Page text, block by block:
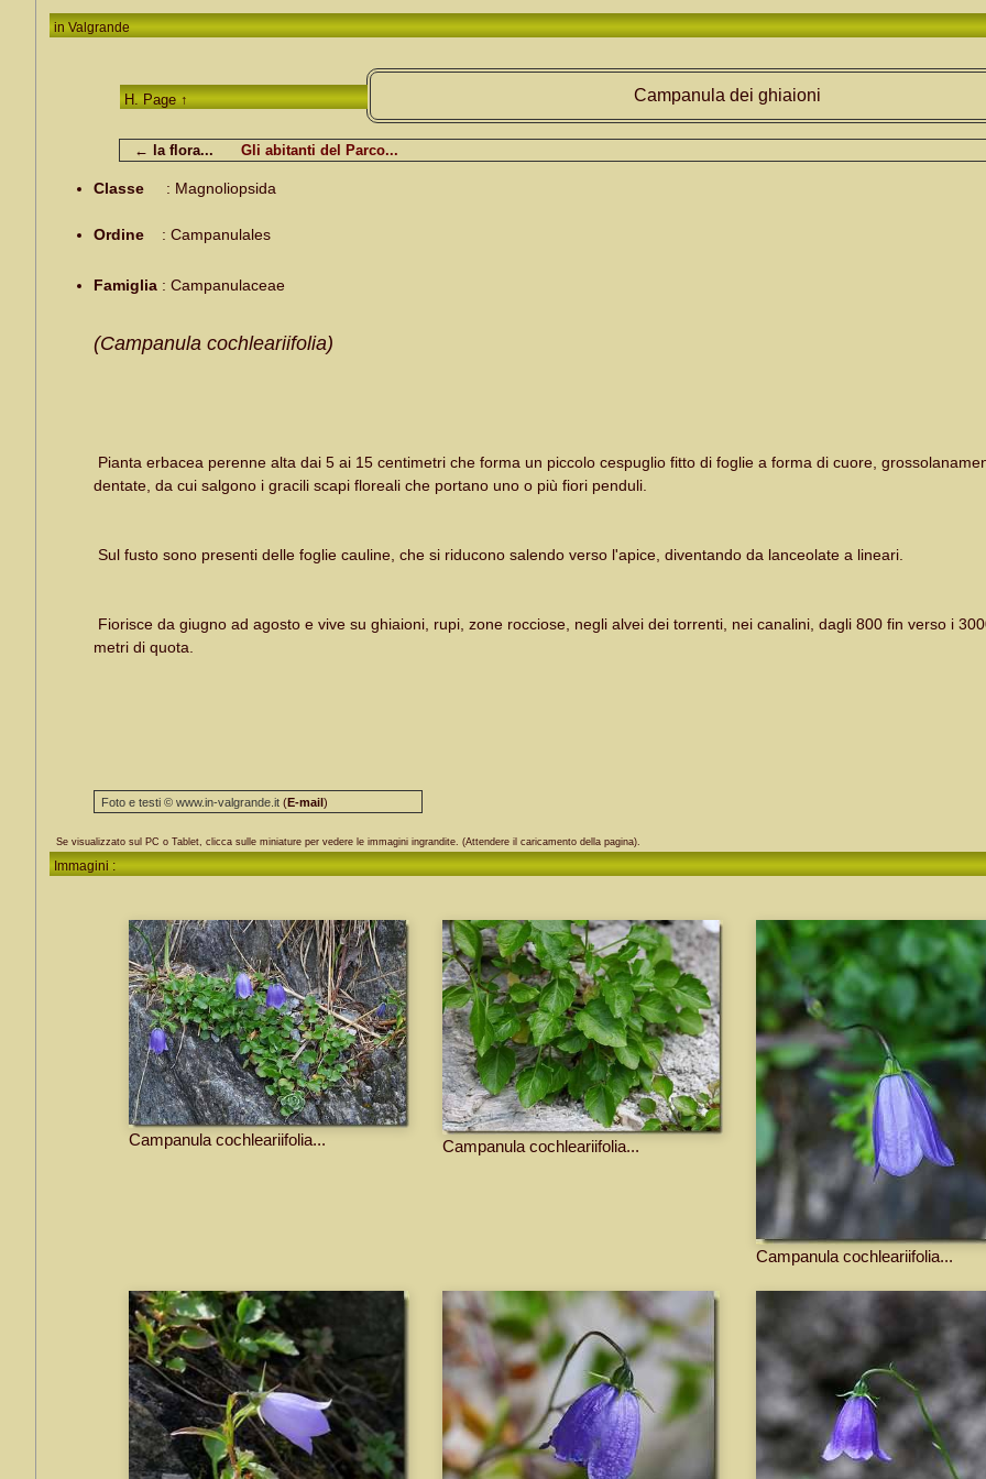
in Valgrande
H. Page ↑ Campanula dei ghiaioni
← la flora... Gli abitanti del Parco...
Classe : Magnoliopsida
Ordine : Campanulales
Famiglia : Campanulaceae
(Campanula cochleariifolia)
Pianta erbacea perenne alta dai 5 ai 15 centimetri che forma un piccolo cespuglio fitto di foglie a forma di cuore,
dentate, da cui salgono i gracili scapi floreali che portano uno o più fiori penduli.
Sul fusto sono presenti delle foglie cauline, che si riducono salendo verso l'apice, diventando da lanceolate a lineari.
Fiorisce da giugno ad agosto e vive su ghiaioni, rupi, zone rocciose, negli alvei dei torrenti, nei canalini, dagli 800 fin verso i
metri di quota.
Foto e testi © www.in-valgrande.it (E-mail)
Se visualizzato sul PC o Tablet, clicca sulle miniature per vedere le immagini ingrandite. (Attendere il caricamento della pagina).
Immagini :
Campanula cochleariifolia... Campanula cochleariifolia...
Campanula cochleariifolia...